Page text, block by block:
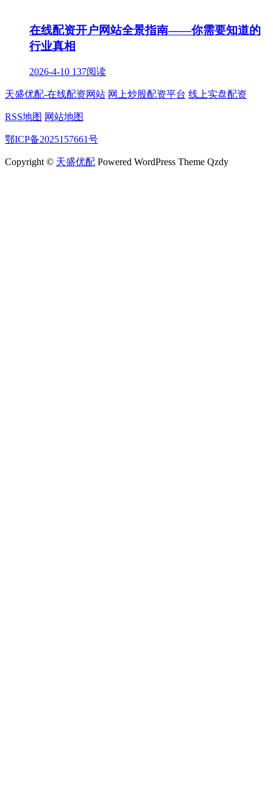
在线配资开户网站全景指南——你需要知道的
行业真相
2026-4-10 137阅读
天盛优配-在线配资网站 网上炒股配资平台 线上实盘配资
RSS地图 网站地图
鄂ICP备2025157661号
Copyright © 天盛优配 Powered WordPress Theme Qzdy